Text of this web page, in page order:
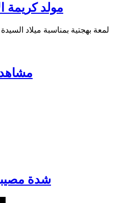
مولد كريمة
لمعة بهجتية بمناسبة ميلاد
مشاهد
شدة